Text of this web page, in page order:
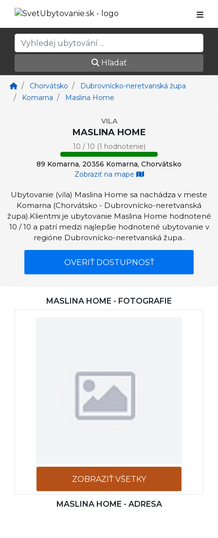
Hľadať
Chorvátsko
Dubrovnícko-neretvanská župa
Komarna
Maslina Home
VILA
MASLINA HOME
10 / 10 (1 hodnotenie)
89 Komarna, 20356 Komarna, Chorvátsko
Zobraziť na mape
Ubytovanie (víla) Maslina Home sa nachádza v meste
Komarna (Chorvátsko - Dubrovnícko-neretvanská
župa).Klientmi je ubytovanie Maslina Home hodnotené
10 / 10 a patrí medzi najlepšie hodnotené ubytovanie v
regióne Dubrovnícko-neretvanská župa..
OVERIŤ DOSTUPNOSŤ
MASLINA HOME - FOTOGRAFIE
ZOBRAZIŤ VŠETKY
FOTOGRAFIE
MASLINA HOME - ADRESA